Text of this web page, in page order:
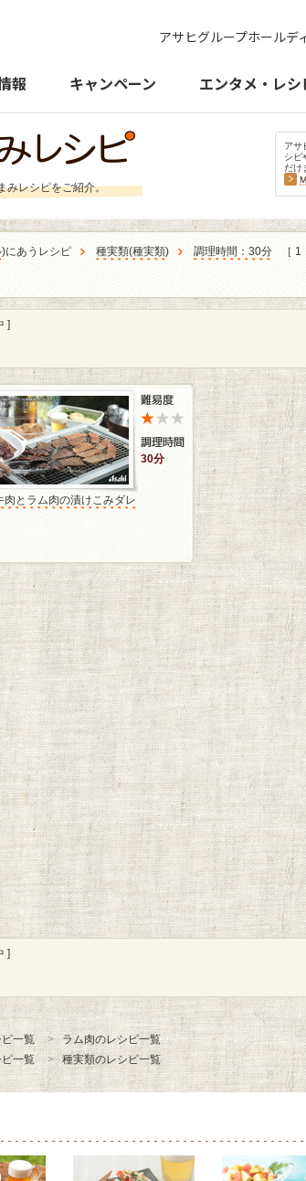
アサヒグループホールデ
報 キャンペーン エンタメ・レシ
みレシピをご紹介。
アサ
シピ
だけ
)にあうレシピ 種実類(種実類) 調理時間：30分
［ 1
]
30分
肉とラム肉の漬けこみダレ
]
一覧
ラム肉のレシピ一覧
一覧 種実類のレシピ一覧